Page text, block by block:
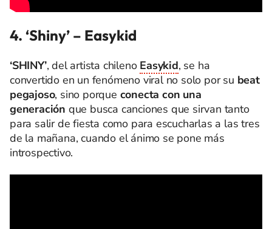
4. ‘Shiny’ – Easykid
‘SHINY’, del artista chileno Easykid, se ha
convertido en un fenómeno viral no solo por su beat
pegajoso, sino porque conecta con una
generación que busca canciones que sirvan tanto
para salir de fiesta como para escucharlas a las tres
de la mañana, cuando el ánimo se pone más
introspectivo.